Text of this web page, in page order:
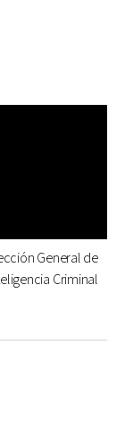
General de
Criminal